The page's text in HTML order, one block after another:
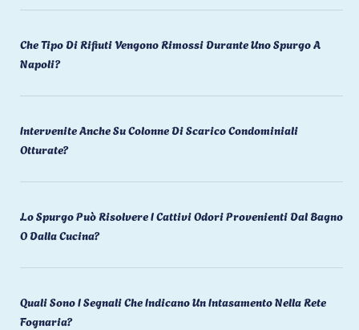
Che Tipo Di Rifiuti Vengono Rimossi Durante Uno Spurgo A
Napoli?
Intervenite Anche Su Colonne Di Scarico Condominiali
Otturate?
Lo Spurgo Può Risolvere I Cattivi Odori Provenienti Dal Bagno
O Dalla Cucina?
Quali Sono I Segnali Che Indicano Un Intasamento Nella Rete
Fognaria?